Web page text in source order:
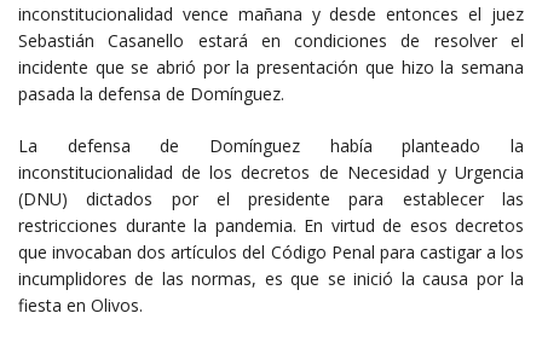
inconstitucionalidad vence mañana y desde entonces el juez
Sebastián Casanello estará en condiciones de resolver el
incidente que se abrió por la presentación que hizo la semana
pasada la defensa de Domínguez.
La defensa de Domínguez había planteado la
inconstitucionalidad de los decretos de Necesidad y Urgencia
(DNU) dictados por el presidente para establecer las
restricciones durante la pandemia. En virtud de esos decretos
que invocaban dos artículos del Código Penal para castigar a los
incumplidores de las normas, es que se inició la causa por la
fiesta en Olivos.